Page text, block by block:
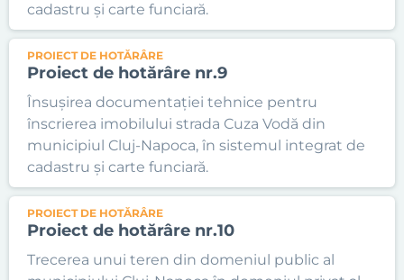
cadastru și carte funciară.
PROIECT DE HOTĂRÂRE
Proiect de hotărâre nr.9
Însușirea documentației tehnice pentru
înscrierea imobilului strada Cuza Vodă din
municipiul Cluj-Napoca, în sistemul integrat de
cadastru și carte funciară.
PROIECT DE HOTĂRÂRE
Proiect de hotărâre nr.10
Trecerea unui teren din domeniul public al